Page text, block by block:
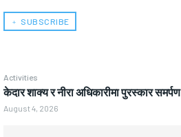
﹢ SUBSCRIBE
Activities
केदार शाक्य र नीरा अधिकारीमा पुरस्कार समर्पण
August 4, 2026